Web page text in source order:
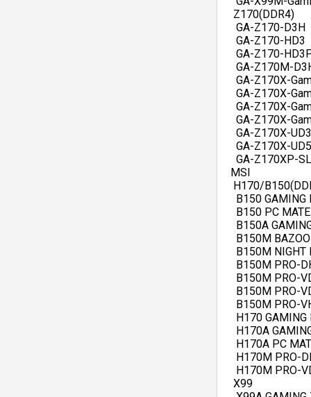
Z170(DDR4)
GA-Z170-
GA-Z170-
GA-Z170-
GA-Z170M-
GA-Z170X-
GA-Z170X-
GA-Z170X-
GA-Z170X-
GA-Z170X-
GA-Z170X-
GA-Z170XP-
MSI
H170/
B150
B150 PC
B150A
B150M
B150M
B150M PRO-
B150M PRO-
B150M PRO-
B150M PRO-
H170
H170A
H170A PC
H170M PRO-
H170M PRO-
X99